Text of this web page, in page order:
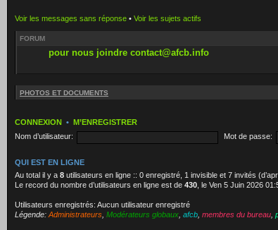
Voir les messages sans réponse • Voir les sujets actifs
FORUM
pour nous joindre contact@afcb.info
PHOTOS ET DOCUMENTS
CONNEXION • M’ENREGISTRER
Nom d’utilisateur:
Mot de passe:
QUI EST EN LIGNE
Au total il y a 8 utilisateurs en ligne :: 0 enregistré, 1 invisible et 7 invités
Le record du nombre d’utilisateurs en ligne est de 430 , le Ven 5 Juin 2026
Utilisateurs enregistrés: Aucun utilisateur enregistré
Légende: Administrateurs Modérateurs globaux afcb membres du bureau